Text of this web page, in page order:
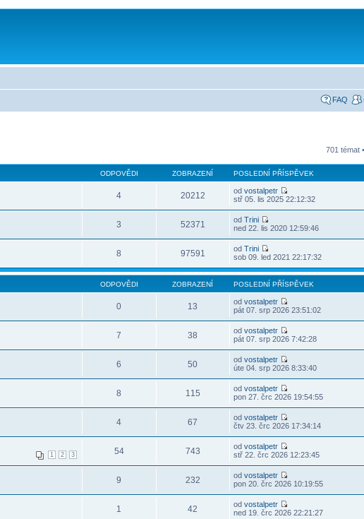
FAQ
701 témat •
ODPOVĚDI ZOBRAZENÍ POSLEDNÍ PŘÍSPĚVEK
4 20212 odvostalpetr
stř 05. lis 2025 22:12:32
3 52371 odTrini
ned 22. lis 2020 12:59:46
8 97591 odTrini
sob 09. led 2021 22:17:32
ODPOVĚDI ZOBRAZENÍ POSLEDNÍ PŘÍSPĚVEK
0 13 odvostalpetr
pát 07. srp 2026 23:51:02
7 38 odvostalpetr
pát 07. srp 2026 7:42:28
6 50 odvostalpetr
úte 04. srp 2026 8:33:40
8 115 odvostalpetr
pon 27. črc 2026 19:54:55
4 67 odvostalpetr
čtv 23. črc 2026 17:34:14
1 2 3 54 743 odvostalpetr
stř 22. črc 2026 12:23:45
9 232 odvostalpetr
pon 20. črc 2026 10:19:55
1 42 odvostalpetr
ned 19. črc 2026 22:21:27